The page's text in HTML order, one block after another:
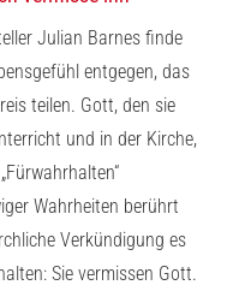
Julian Barnes finde
entgegen, das
teilen. Gott, den sie
und in der Kirche,
Wahrheiten berührt
Verkündigung es
Sie vermissen Gott.